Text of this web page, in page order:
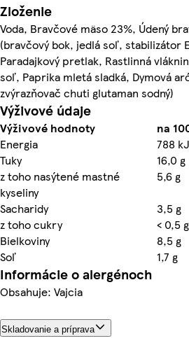
Zloženie
Voda, Bravčové mäso 23%, Údený
(bravčový bok, jedlá soľ, stabilizátor
Paradajkový pretlak, Rastlinná
soľ, Paprika mletá sladká, Dymová
zvýrazňovač chuti glutaman sodný)
Výživové údaje
Výživové hodnoty
na
Energia
788
Tuky
16,0 g
z toho nasýtené mastné
kyseliny
5,6 g
Sacharidy
3,5 g
z toho cukry
< 0,5 g
Bielkoviny
8,5 g
Soľ
1,7 g
Informácie o alergénoch
Obsahuje: Vajcia
Skladovanie a príprava